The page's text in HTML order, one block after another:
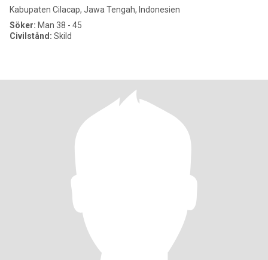
Kabupaten Cilacap, Jawa Tengah, Indonesien
Söker: Man 38 - 45
Civilstånd: Skild